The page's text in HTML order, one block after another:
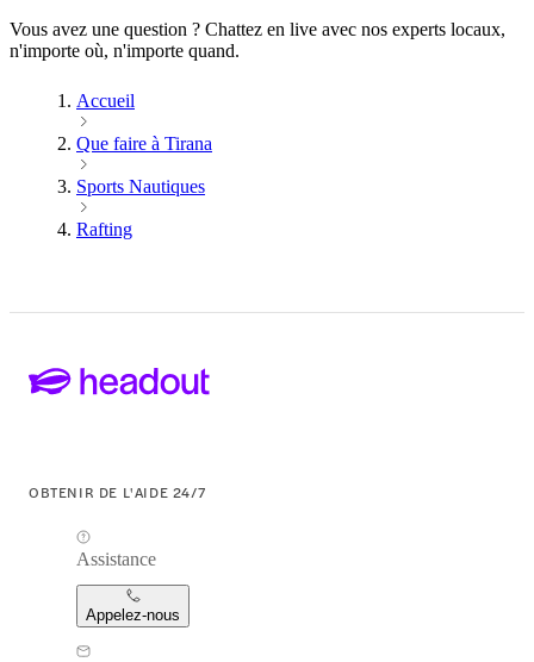
Vous avez une question ? Chattez en live avec nos experts locaux,
n'importe où, n'importe quand.
Accueil
Que faire à Tirana
Sports Nautiques
Rafting
OBTENIR DE L'AIDE 24/7
Assistance
Appelez-nous